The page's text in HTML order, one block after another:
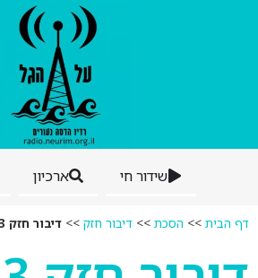
שידור חי ארכיון
דף הבית >> הסכת >> דיבור חזק >> דיבור חזק 21.3.23